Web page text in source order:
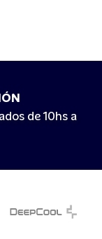
de 10hs a